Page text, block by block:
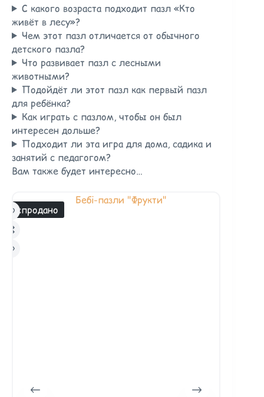
С какого возраста подходит пазл «Кто
живёт в лесу»?
Чем этот пазл отличается от обычного
детского пазла?
Что развивает пазл с лесными
животными?
Подойдёт ли этот пазл как первый пазл
для ребёнка?
Как играть с пазлом, чтобы он был
интересен дольше?
Подходит ли эта игра для дома, садика и
занятий с педагогом?
Вам также будет интересно…
Распродано